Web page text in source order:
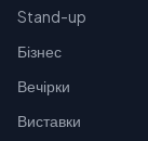
Stand-up
Бізнес
Вечірки
Виставки